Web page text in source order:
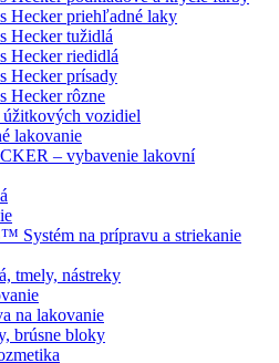
Hecker priehľadné laky
Hecker tužidlá
Hecker riedidlá
Hecker prísady
Hecker rôzne
vozidiel
lakovanie
– vybavenie lakovní
Systém na prípravu a striekanie
tmely, nástreky
na lakovanie
brúsne bloky